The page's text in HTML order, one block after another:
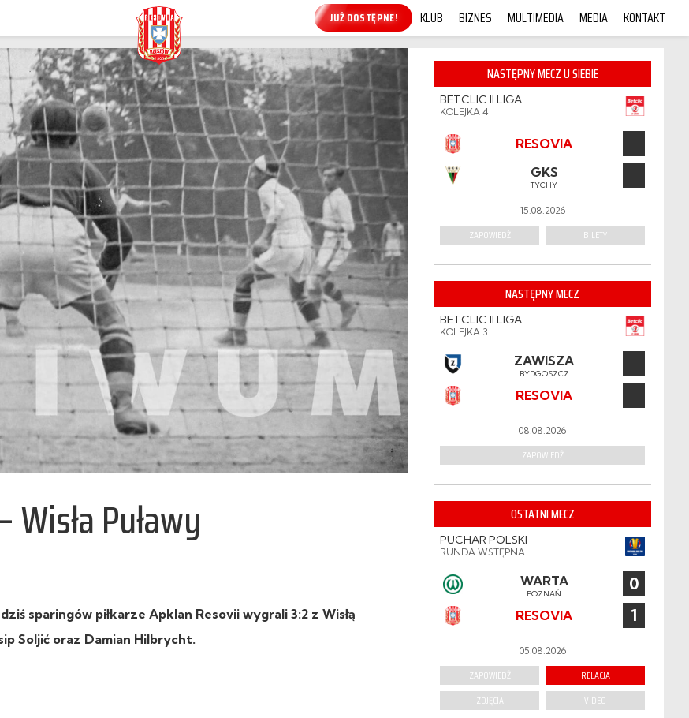
KUP ONLINE! KLUB BIZNES MULTIMEDIA MEDIA KONTAKT
Puławy
sparingów piłkarze Apklan Resovii wygrali 3:2 z Wisłą
Soljić oraz Damian Hilbrycht.
NASTĘPNY MECZ U SIEBIE
BETCLIC II LIGA
KOLEJKA 4
RESOVIA
GKS
TYCHY
15.08.2026
ZAPOWIEDŹ BILETY
NASTĘPNY MECZ
BETCLIC II LIGA
KOLEJKA 3
ZAWISZA
BYDGOSZCZ
RESOVIA
08.08.2026
ZAPOWIEDŹ
OSTATNI MECZ
PUCHAR POLSKI
RUNDA WSTĘPNA
WARTA
POZNAŃ 0
RESOVIA 1
05.08.2026
ZAPOWIEDŹ
RELACJA
ZDJĘCIA
VIDEO